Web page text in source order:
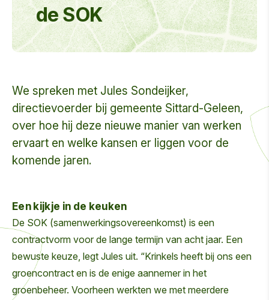
de SOK
We spreken met Jules Sondeijker,
directievoerder bij gemeente Sittard-Geleen,
over hoe hij deze nieuwe manier van werken
ervaart en welke kansen er liggen voor de
komende jaren.
Een kijkje in de keuken
De SOK (samenwerkingsovereenkomst) is een
contractvorm voor de lange termijn van acht jaar. Een
bewuste keuze, legt Jules uit. “Krinkels heeft bij ons een
groencontract en is de enige aannemer in het
groenbeheer. Voorheen werkten we met meerdere